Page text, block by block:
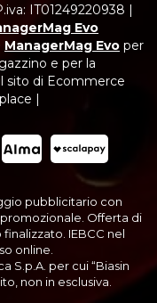
IT01249220938 |
Evo
ManagerMag Evo per
e per la
sito di Ecommerce
|
pubblicitario con
Offerta di
IEBCC nel
online.
S.p.A. per cui “Biasin
non in esclusiva.